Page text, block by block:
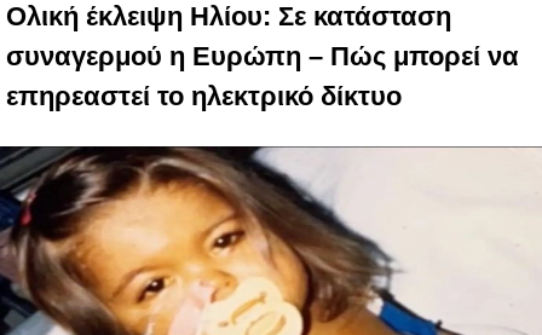
Ολική έκλειψη Ηλίου: Σε κατάσταση
συναγερμού η Ευρώπη – Πώς μπορεί να
επηρεαστεί το ηλεκτρικό δίκτυο